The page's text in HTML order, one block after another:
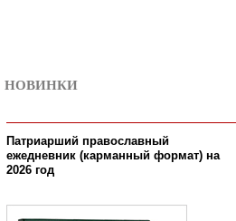
НОВИНКИ
Патриарший православный
ежедневник (карманный формат) на
2026 год